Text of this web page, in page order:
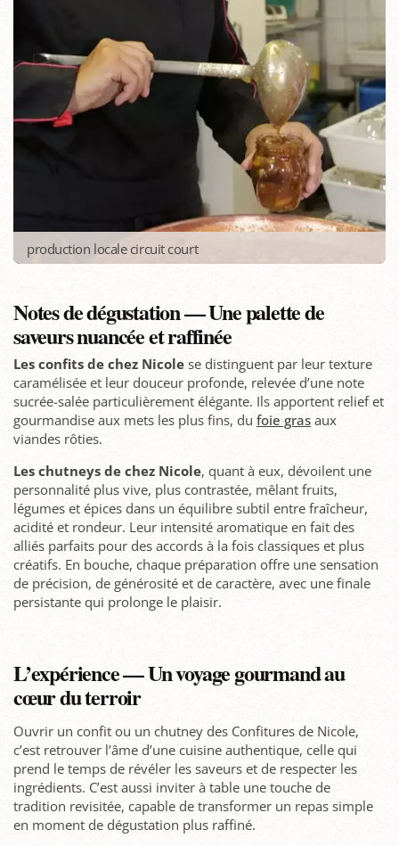
production locale circuit court
Notes de dégustation — Une palette de
saveurs nuancée et raffinée
Les confits de chez Nicole se distinguent par leur texture
caramélisée et leur douceur profonde, relevée d’une note
sucrée-salée particulièrement élégante. Ils apportent relief et
gourmandise aux mets les plus fins, du foie gras aux
viandes rôties.
Les chutneys de chez Nicole, quant à eux, dévoilent une
personnalité plus vive, plus contrastée, mêlant fruits,
légumes et épices dans un équilibre subtil entre fraîcheur,
acidité et rondeur. Leur intensité aromatique en fait des
alliés parfaits pour des accords à la fois classiques et plus
créatifs. En bouche, chaque préparation offre une sensation
de précision, de générosité et de caractère, avec une finale
persistante qui prolonge le plaisir.
L’expérience — Un voyage gourmand au
cœur du terroir
Ouvrir un confit ou un chutney des Confitures de Nicole,
c’est retrouver l’âme d’une cuisine authentique, celle qui
prend le temps de révéler les saveurs et de respecter les
ingrédients. C’est aussi inviter à table une touche de
tradition revisitée, capable de transformer un repas simple
en moment de dégustation plus raffiné.